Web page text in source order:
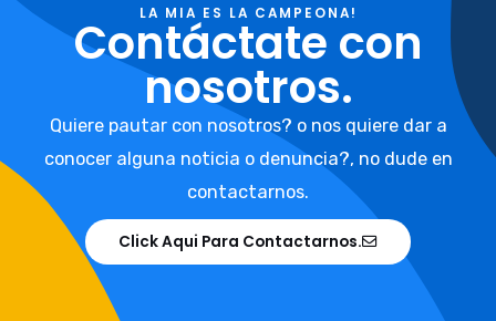
LA MIA ES LA CAMPEONA!
Contáctate con
nosotros.
Quiere pautar con nosotros? o nos quiere dar a
conocer alguna noticia o denuncia?, no dude en
contactarnos.
Click Aqui Para Contactarnos.